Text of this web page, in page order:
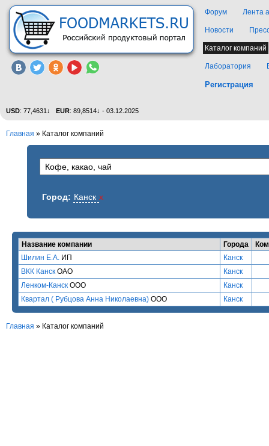
Форум Лента
Новости
Каталог компаний
Лаборатория
Регистрация
USD: 77,4631↓ EUR: 89,8514↓ - 03.12.2025
Главная » Каталог компаний
Город: Канск x
Название компании Города
Шилин Е.А. ИП
Канск
ВКК Канск ОАО
Канск
Ленком-Канск ООО
Канск
Квартал ( Рубцова Анна Николаевна) ООО Канск
Главная » Каталог компаний